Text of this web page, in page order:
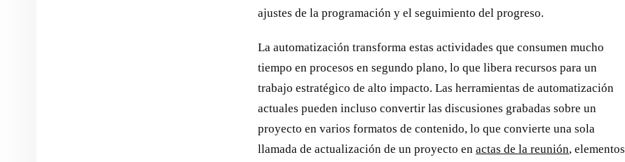
ajustes de la programación y el seguimiento del progreso.
La automatización transforma estas actividades que consumen mucho
tiempo en procesos en segundo plano, lo que libera recursos para un
trabajo estratégico de alto impacto. Las herramientas de automatización
actuales pueden incluso convertir las discusiones grabadas sobre un
proyecto en varios formatos de contenido, lo que convierte una sola
llamada de actualización de un proyecto en actas de la reunión, elementos